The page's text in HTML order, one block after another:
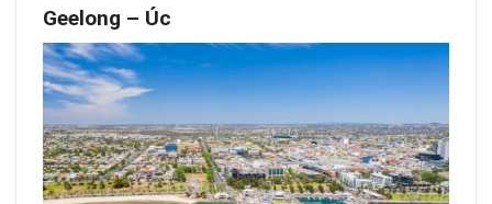
Geelong – Úc